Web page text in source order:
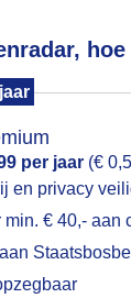
per jaar (€
en privacy
min. € 40,- aan
moment geduld
geen akkoord
pop-up uit